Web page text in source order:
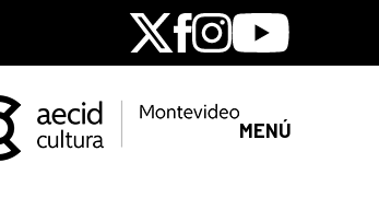
X Facebook
Instagram
Youtube
MENÚ